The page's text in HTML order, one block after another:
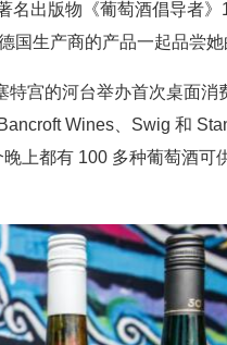
名出版物《葡萄酒倡导者
国生产商的产品一起品尝她
宫的河台举办首次桌面消
Wines、Swig 和
上都有 100 多种葡萄酒可